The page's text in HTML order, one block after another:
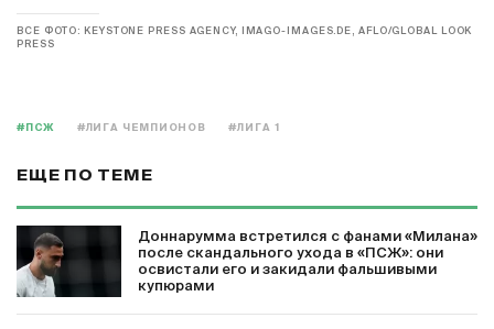
ВСЕ ФОТО: KEYSTONE PRESS AGENCY, IMAGO-IMAGES.DE, AFLO/GLOBAL LOOK
PRESS
#ПСЖ #ЛИГА ЧЕМПИОНОВ #ЛИГА 1
ЕЩЕ ПО ТЕМЕ
Доннарумма встретился с фанами «Милана»
после скандального ухода в «ПСЖ»: они
освистали его и закидали фальшивыми
купюрами